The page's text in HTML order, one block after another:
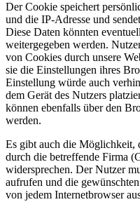
Der Cookie speichert
und die IP-Adresse und
Diese Daten könnten
weitergegeben werden.
von Cookies durch unsere
sie die Einstellungen ihres
Einstellung würde auch
dem Gerät des Nutzers
können ebenfalls über den
werden.
Es gibt auch die Möglichkeit,
durch die betreffende Firma
widersprechen. Der Nutzer
aufrufen und die
von jedem Internetbrowser